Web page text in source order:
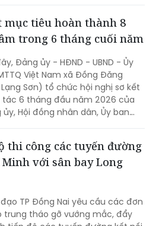
mục tiêu hoàn thành 8
trong 6 tháng cuối năm
Đảng ủy - HĐND - UBND - Ủy
Việt Nam xã Đồng Đăng
Sơn) tổ chức hội nghị sơ kết
tác 6 tháng đầu năm 2026 của
Hội đồng nhân dân, Ủy ban
thi công các tuyến đường
với sân bay Long
TP Đồng Nai yêu cầu các đơn
trung tháo gỡ vướng mắc, đẩy